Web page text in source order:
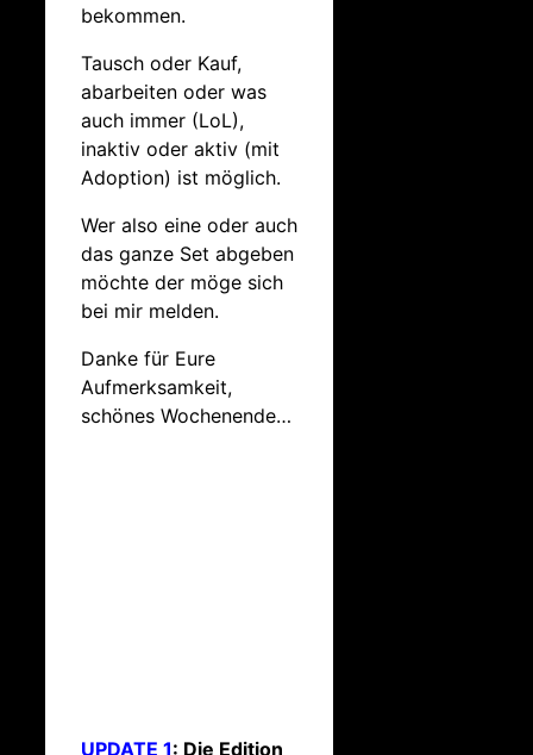
bekommen.
Tausch oder Kauf,
abarbeiten oder was
auch immer (LoL),
inaktiv oder aktiv (mit
Adoption) ist möglich.
Wer also eine oder auch
das ganze Set abgeben
möchte der möge sich
bei mir melden.
Danke für Eure
Aufmerksamkeit,
schönes Wochenende…
UPDATE 1: Die Edition